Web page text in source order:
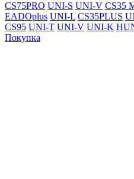
CS75PRO UNI-S UNI-V CS35
EADOplus UNI-L CS35PLUS
CS95 UNI-T UNI-V UNI-K
Покупка